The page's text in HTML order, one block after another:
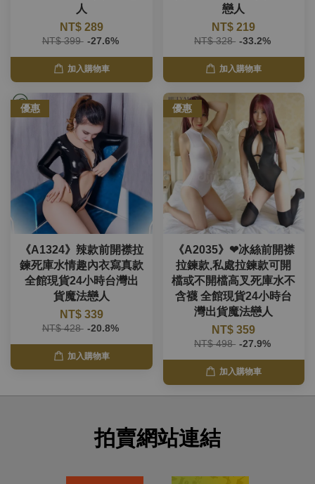
人
NT$ 289
NT$ 399 -27.6%
加入購物車
戀人
NT$ 219
NT$ 328 -33.2%
加入購物車
優惠
《A1324》辣款前開襟拉
鍊死庫水情趣內衣寫真款
全館現貨24小時台灣出
貨魔法戀人
NT$ 339
NT$ 428 -20.8%
加入購物車
優惠
《A2035》❤冰絲前開襟
拉鍊款,私處拉鍊款可開
檔或不開檔高叉死庫水不
含襪 全館現貨24小時台
灣出貨魔法戀人
NT$ 359
NT$ 498 -27.9%
加入購物車
拍賣網站連結